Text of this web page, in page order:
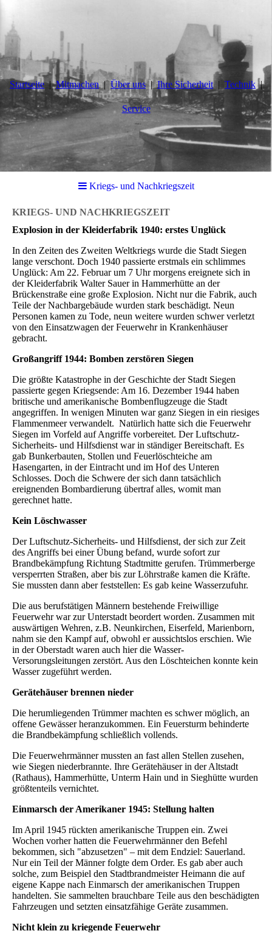
Startseite Mitmachen Über uns Ihre Sicherheit Technik
Service
Kriegs- und Nachkriegszeit
KRIEGS- UND NACHKRIEGSZEIT
Explosion in der Kleiderfabrik 1940: erstes Unglück
In den Zeiten des Zweiten Weltkriegs wurde die Stadt Siegen
lange verschont. Doch 1940 passierte erstmals ein schlimmes
Unglück: Am 22. Februar um 7 Uhr morgens ereignete sich in
der Kleiderfabrik Walter Sauer in Hammerhütte an der
Brückenstraße eine große Explosion. Nicht nur die Fabrik, auch
Teile der Nachbargebäude wurden stark beschädigt. Neun
Personen kamen zu Tode, neun weitere wurden schwer verletzt
von den Einsatzwagen der Feuerwehr in Krankenhäuser
gebracht.
Großangriff 1944: Bomben zerstören Siegen
Die größte Katastrophe in der Geschichte der Stadt Siegen
passierte gegen Kriegsende: Am 16. Dezember 1944 haben
britische und amerikanische Bombenflugzeuge die Stadt
angegriffen. In wenigen Minuten war ganz Siegen in ein riesiges
Flammenmeer verwandelt. Natürlich hatte sich die Feuerwehr
Siegen im Vorfeld auf Angriffe vorbereitet. Der Luftschutz-
Sicherheits- und Hilfsdienst war in ständiger Bereitschaft. Es
gab Bunkerbauten, Stollen und Feuerlöschteiche am
Hasengarten, in der Eintracht und im Hof des Unteren
Schlosses. Doch die Schwere der sich dann tatsächlich
ereignenden Bombardierung übertraf alles, womit man
gerechnet hatte.
Kein Löschwasser
Der Luftschutz-Sicherheits- und Hilfsdienst, der sich zur Zeit
des Angriffs bei einer Übung befand, wurde sofort zur
Brandbekämpfung Richtung Stadtmitte gerufen. Trümmerberge
versperrten Straßen, aber bis zur Löhrstraße kamen die Kräfte.
Sie mussten dann aber feststellen: Es gab keine Wasserzufuhr.
Die aus berufstätigen Männern bestehende Freiwillige
Feuerwehr war zur Unterstadt beordert worden. Zusammen mit
auswärtigen Wehren, z.B. Neunkirchen, Eiserfeld, Marienborn,
nahm sie den Kampf auf, obwohl er aussichtslos erschien. Wie
in der Oberstadt waren auch hier die Wasser-
Versorungsleitungen zerstört. Aus den Löschteichen konnte kein
Wasser zugeführt werden.
Gerätehäuser brennen nieder
Die herumliegenden Trümmer machten es schwer möglich, an
offene Gewässer heranzukommen. Ein Feuersturm behinderte
die Brandbekämpfung schließlich vollends.
Die Feuerwehrmänner mussten an fast allen Stellen zusehen,
wie Siegen niederbrannte. Ihre Gerätehäuser in der Altstadt
(Rathaus), Hammerhütte, Unterm Hain und in Sieghütte wurden
größtenteils vernichtet.
Einmarsch der Amerikaner 1945: Stellung halten
Im April 1945 rückten amerikanische Truppen ein. Zwei
Wochen vorher hatten die Feuerwehrmänner den Befehl
bekommen, sich "abzusetzen" – mit dem Endziel: Sauerland.
Nur ein Teil der Männer folgte dem Order. Es gab aber auch
solche, zum Beispiel den Stadtbrandmeister Heimann die auf
eigene Kappe nach Einmarsch der amerikanischen Truppen
handelten. Sie sammelten brauchbare Teile aus den beschädigten
Fahrzeugen und setzten einsatzfähige Geräte zusammen.
Nicht klein zu kriegende Feuerwehr